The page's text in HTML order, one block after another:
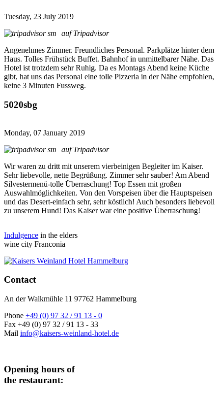
Tuesday, 23 July 2019
auf Tripadvisor
Angenehmes Zimmer. Freundliches Personal. Parkplätze hinter dem
Haus. Tolles Frühstück Buffet. Bahnhof in unmittelbarer Nähe. Das
Hotel ist trotzdem sehr Ruhig. Da es Montags Abend keine Küche
gibt, hat uns das Personal eine tolle Pizzeria in der Nähe empfohlen,
keine 3 Minuten Fussweg.
5020sbg
Monday, 07 January 2019
auf Tripadvisor
Wir waren zu dritt mit unserem vierbeinigen Begleiter im Kaiser.
Sehr liebevolle, nette Begrüßung. Zimmer sehr sauber! Am Abend
Silvestermenü-tolle Überraschung! Top Essen mit großen
Auswahlmöglichkeiten. Von den Vorspeisen über die Hauptspeisen
und das Desert-einfach sehr, sehr köstlich! Auch besonders liebevoll
zu unserem Hund! Das Kaiser war eine positive Überraschung!
Indulgence in the elders
wine city Franconia
Contact
An der Walkmühle 11 97762 Hammelburg
Phone +49 (0) 97 32 / 91 13 - 0
Fax +49 (0) 97 32 / 91 13 - 33
Mail info@kaisers-weinland-hotel.de
Opening hours of
the restaurant: